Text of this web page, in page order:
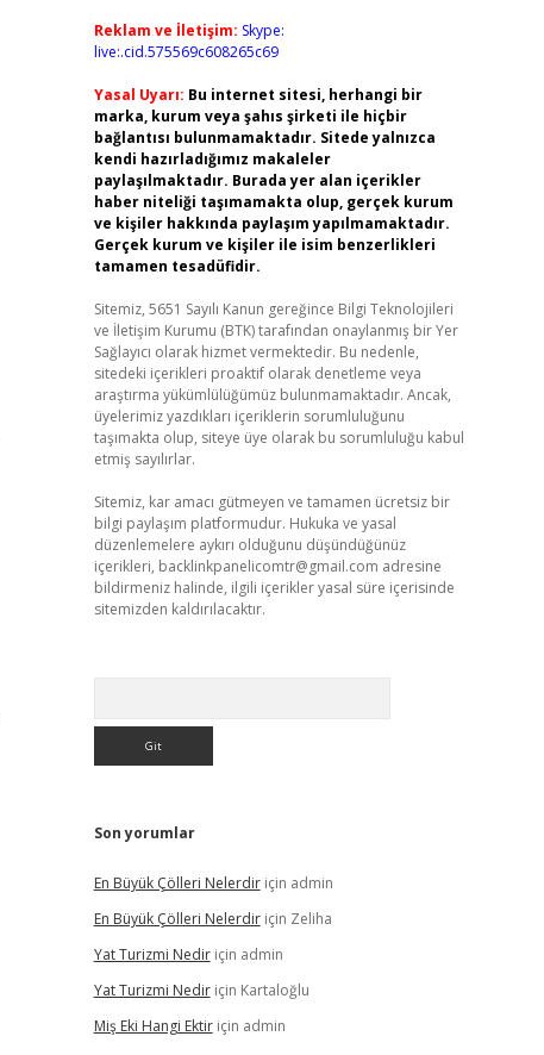
Reklam ve İletişim: Skype:
live:.cid.575569c608265c69
Yasal Uyarı: Bu internet sitesi, herhangi bir
marka, kurum veya şahıs şirketi ile hiçbir
bağlantısı bulunmamaktadır. Sitede yalnızca
kendi hazırladığımız makaleler
paylaşılmaktadır. Burada yer alan içerikler
haber niteliği taşımamakta olup, gerçek kurum
ve kişiler hakkında paylaşım yapılmamaktadır.
Gerçek kurum ve kişiler ile isim benzerlikleri
tamamen tesadüfidir.
Sitemiz, 5651 Sayılı Kanun gereğince Bilgi Teknolojileri
ve İletişim Kurumu (BTK) tarafından onaylanmış bir Yer
Sağlayıcı olarak hizmet vermektedir. Bu nedenle,
sitedeki içerikleri proaktif olarak denetleme veya
araştırma yükümlülüğümüz bulunmamaktadır. Ancak,
üyelerimiz yazdıkları içeriklerin sorumluluğunu
taşımakta olup, siteye üye olarak bu sorumluluğu kabul
etmiş sayılırlar.
Sitemiz, kar amacı gütmeyen ve tamamen ücretsiz bir
bilgi paylaşım platformudur. Hukuka ve yasal
düzenlemelere aykırı olduğunu düşündüğünüz
içerikleri, backlinkpanelicomtr@gmail.com adresine
bildirmeniz halinde, ilgili içerikler yasal süre içerisinde
sitemizden kaldırılacaktır.
Son yorumlar
En Büyük Çölleri Nelerdiriçin admin
En Büyük Çölleri Nelerdiriçin Zeliha
Yat Turizmi Nediriçin admin
Yat Turizmi Nediriçin Kartaloğlu
Miş Eki Hangi Ektiriçin admin